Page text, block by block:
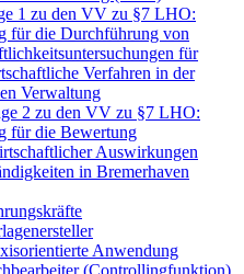
1 zu den VV zu §7 LHO:
für die Durchführung von
für
Verfahren in der
Verwaltung
2 zu den VV zu §7 LHO:
für die Bewertung
Auswirkungen
in Bremerhaven
Anwendung
(Controllingfunktion)